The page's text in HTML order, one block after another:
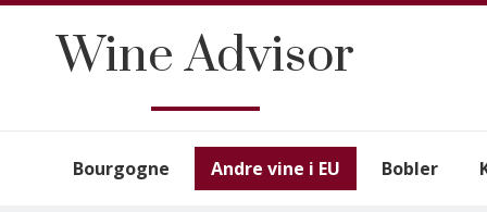
Wine Advisor
Bourgogne Andre vine i EU Bobler